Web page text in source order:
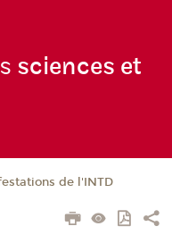
sciences et
de l'INTD